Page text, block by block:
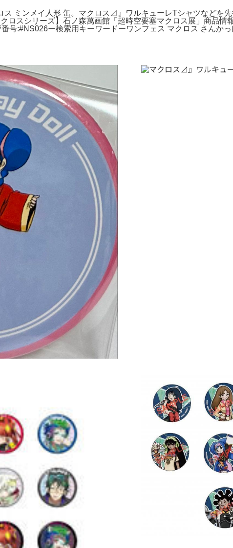
ス ミンメイ人形 缶。マクロス⊿』ワルキューレTシャツなどを
ロスシリーズ】石ノ森萬画館「超時空要塞マクロス展」商品情
:#NS026ー検索用キーワードーワンフェス マクロス さんか